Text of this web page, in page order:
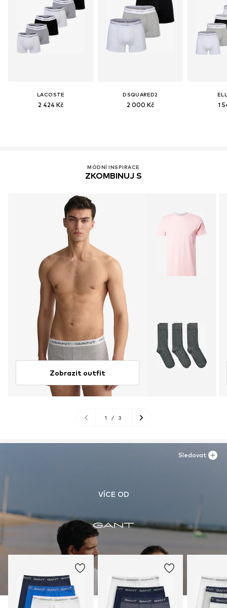
LACOSTE
2 424 Kč
DSQUARED2
2 000 Kč 1
MÓDNÍ INSPIRACE
ZKOMBINUJ S
Zobrazit outfit
1 / 3
VÍCE OD
Sledovat